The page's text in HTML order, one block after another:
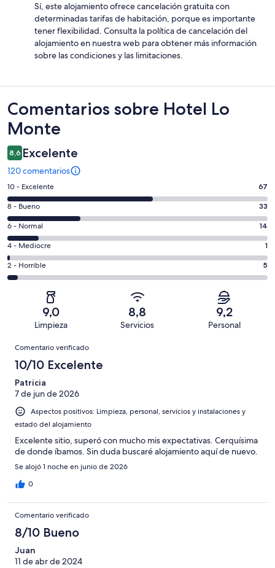
Sí, este alojamiento ofrece cancelación gratuita con
determinadas tarifas de habitación, porque es importante
tener flexibilidad. Consulta la política de cancelación del
alojamiento en nuestra web para obtener más información
sobre las condiciones y las limitaciones.
Comentarios
Comentarios sobre Hotel Lo
Monte
8,6 Excelente
120 comentarios
67
comentarios
de
un
total
de
120
con
puntuación
10 - Excelente 67
33
comentarios
de
un
total
de
puntuación
8 - Bueno 33
14
comentarios
de
un
total
puntuación
Normal
6 - Normal 14
1
comentarios
de
una
puntuación
Mediocre
4 - Mediocre 1
5
comentarios
120
una
puntuación
de
Horrible
2 - Horrible 5
9,0
Limpieza
8,8
Servicios
9,2
Personal
Comentarios
Comentario verificado
10/10 Excelente
Patricia
7 de jun de 2026
Aspectos positivos: Limpieza, personal, servicios y instalaciones y
estado del alojamiento
Excelente sitio, superó con mucho mis expectativas. Cerquísima
de donde íbamos. Sin duda buscaré alojamiento aquí de nuevo.
Se alojó 1 noche en junio de 2026
0
Comentario verificado
8/10 Bueno
Juan
11 de abr de 2024